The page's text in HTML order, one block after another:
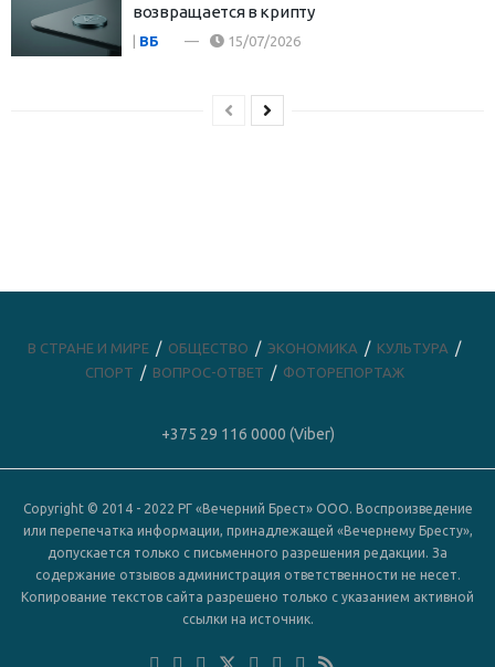
возвращается в крипту
ВБ 15/07/2026
В СТРАНЕ И МИРЕ ОБЩЕСТВО ЭКОНОМИКА
КУЛЬТУРА
СПОРТ
ВОПРОС-ОТВЕТ ФОТОРЕПОРТАЖ
+375 29 116 0000 (Viber)
Copyright © 2014 - 2022 РГ «Вечерний Брест» ООО. Воспроизведение
или перепечатка информации, принадлежащей «Вечернему Бресту»,
допускается только с письменного разрешения редакции. За
содержание отзывов администрация ответственности не несет.
Копирование текстов сайта разрешено только с указанием активной
ссылки на источник.